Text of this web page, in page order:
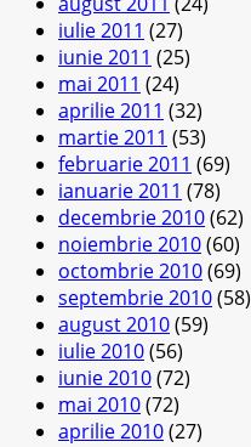
iulie 2011 (27)
iunie 2011 (25)
mai 2011 (24)
aprilie 2011 (32)
martie 2011 (53)
februarie 2011 (69)
ianuarie 2011 (78)
decembrie 2010(62)
noiembrie 2010(60)
octombrie 2010(69)
septembrie 2010(58)
august 2010(59)
iulie 2010(56)
iunie 2010(72)
mai 2010(72)
aprilie 2010(27)